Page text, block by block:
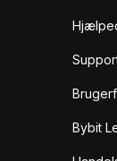
Bybit